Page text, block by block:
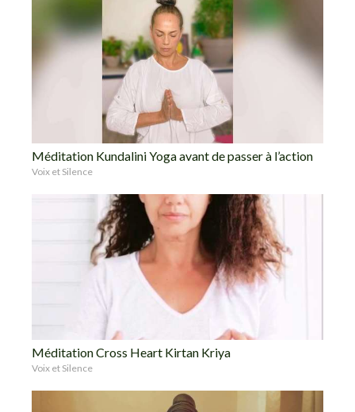
Méditation Kundalini Yoga avant de passer à l’action
Voix et Silence
Méditation Cross Heart Kirtan Kriya
Voix et Silence